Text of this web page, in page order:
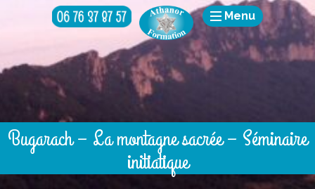
Menu
Bugarach – La montagne sacrée – Séminaire
initiatique